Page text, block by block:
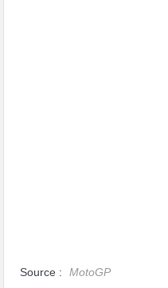
Source : MotoGP